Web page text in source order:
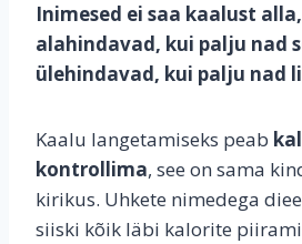
Inimesed ei saa kaalust
alahindavad, kui palju nad
ülehindavad, kui palju nad
Kaalu langetamiseks peab
kontrollima, see on sama
kirikus. Uhkete nimedega
siiski kõik läbi kalorite